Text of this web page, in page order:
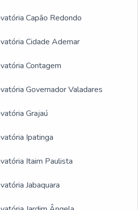
Capão Redondo
Cidade Ademar
Contagem
Governador Valadares
Grajaú
Ipatinga
Itaim Paulista
Jabaquara